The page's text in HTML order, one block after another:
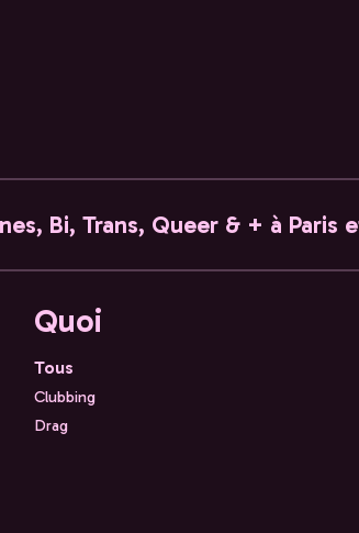
Bi, Trans, Queer & + à Paris
Quoi
Tous
Clubbing
Drag